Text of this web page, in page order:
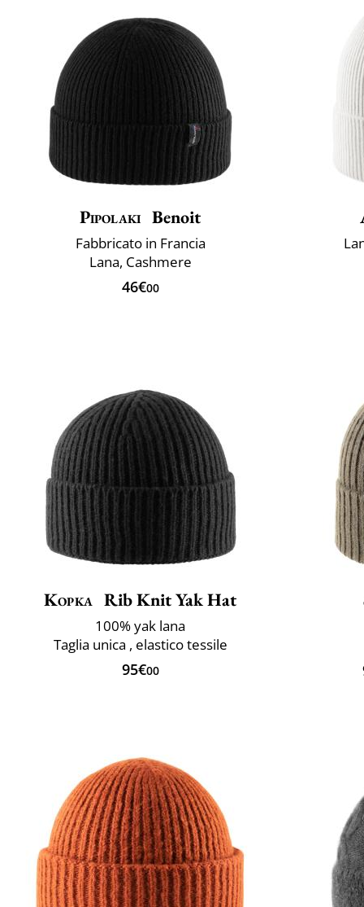
Pipolaki Benoit
Fabbricato in Francia
Lana, Cashmere
46€00
Kopka Rib Knit Yak Hat
100% yak lana
Taglia unica , elastico tessile
95€00